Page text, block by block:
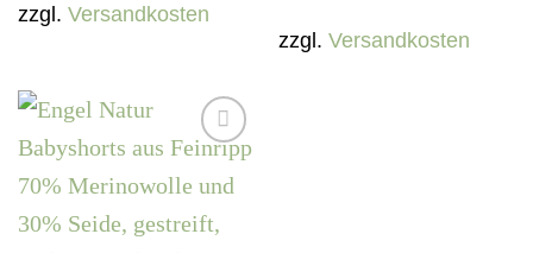
zzgl. Versandkosten
zzgl. Versandkosten
Wunschliste